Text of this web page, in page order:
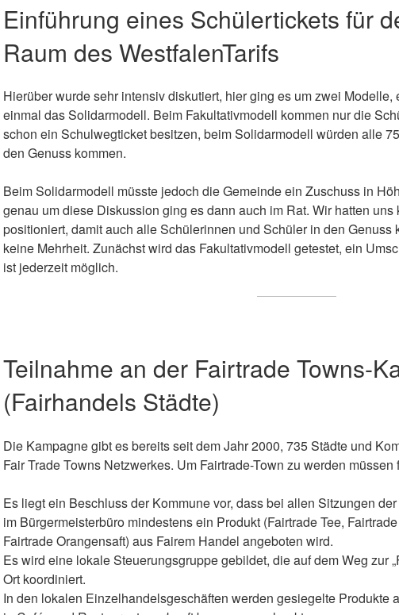
Einführung eines Schülertickets für
Raum des WestfalenTarifs
Hierüber wurde sehr intensiv diskutiert, hier ging es um zwei
einmal das Solidarmodell. Beim Fakultativmodell kommen nur die
schon ein Schulwegticket besitzen, beim Solidarmodell würden alle
den Genuss kommen.
Beim Solidarmodell müsste jedoch die Gemeinde ein Zuschuss in
genau um diese Diskussion ging es dann auch im Rat. Wir hatten
positioniert, damit auch alle Schülerinnen und Schüler in den Genuss
keine Mehrheit. Zunächst wird das Fakultativmodell getestet, ein
ist jederzeit möglich.
Teilnahme an der Fairtrade Towns-
(Fairhandels Städte)
Die Kampagne gibt es bereits seit dem Jahr 2000, 735 Städte und
Fair Trade Towns Netzwerkes. Um Fairtrade-Town zu werden
Es liegt ein Beschluss der Kommune vor, dass bei allen Sitzungen
im Bürgermeisterbüro mindestens ein Produkt (Fairtrade Tee,
Fairtrade Orangensaft) aus Fairem Handel angeboten wird.
Es wird eine lokale Steuerungsgruppe gebildet, die auf dem Weg zur
Ort koordiniert.
In den lokalen Einzelhandelsgeschäften werden gesiegelte Produkte